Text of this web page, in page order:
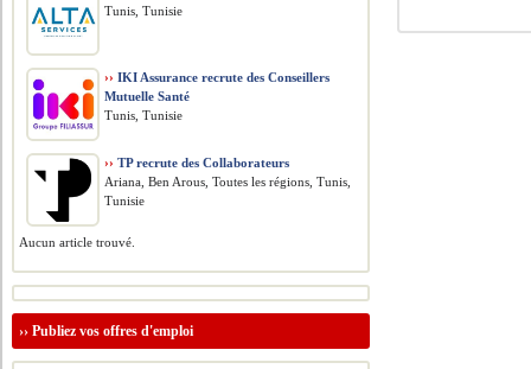
Tunis, Tunisie
›› IKI Assurance recrute des Conseillers
Mutuelle Santé
Tunis, Tunisie
›› TP recrute des Collaborateurs
Ariana, Ben Arous, Toutes les régions, Tunis,
Tunisie
Aucun article trouvé.
››Publiez vos offres d'emploi